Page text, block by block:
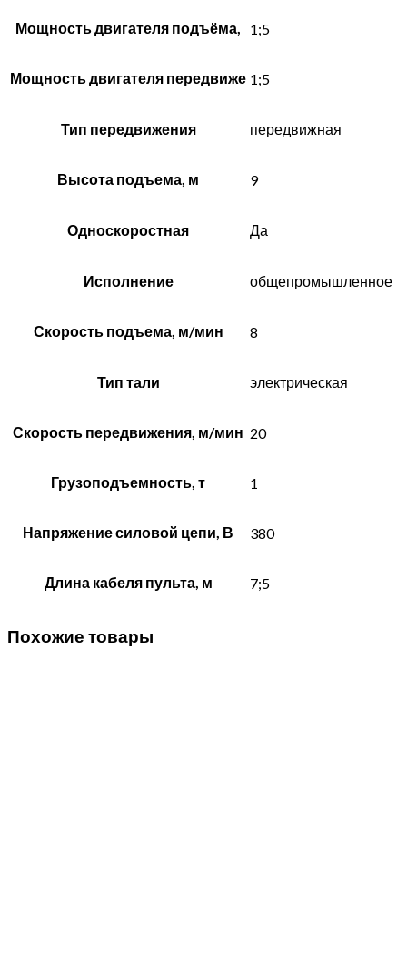
Мощность двигателя подъёма, 1;5
Мощность двигателя передвиже 1;5
Тип передвижения передвижная
Высота подъема, м 9
Односкоростная Да
Исполнение общепромышленное
Скорость подъема, м/мин 8
Тип тали электрическая
Скорость передвижения, м/мин 20
Грузоподъемность, т 1
Напряжение силовой цепи, В 380
Длина кабеля пульта, м 7;5
Похожие товары